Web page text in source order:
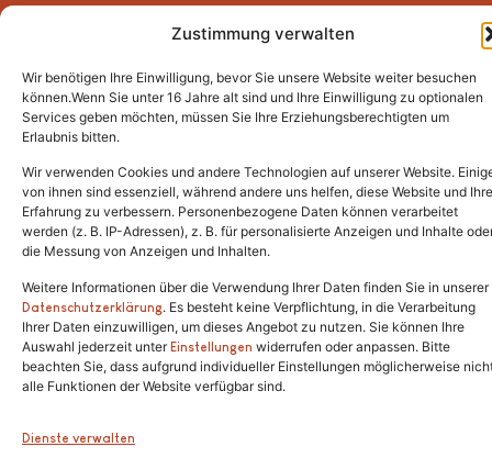
Zustimmung verwalten
Wir benötigen Ihre Einwilligung, bevor Sie unsere Website weiter besuchen
können.Wenn Sie unter 16 Jahre alt sind und Ihre Einwilligung zu optionalen
Services geben möchten, müssen Sie Ihre Erziehungsberechtigten um
Erlaubnis bitten.
Wir verwenden Cookies und andere Technologien auf unserer Website.
von ihnen sind essenziell, während andere uns helfen, diese Website und Ihre
Erfahrung zu verbessern. Personenbezogene Daten können verarbeitet
werden (z. B. IP-Adressen), z. B. für personalisierte Anzeigen und Inhalte
die Messung von Anzeigen und Inhalten.
Weitere Informationen über die Verwendung Ihrer Daten finden Sie in unserer
Datenschutzerklärung. Es besteht keine Verpflichtung, in die Verarbeitung
Ihrer Daten einzuwilligen, um dieses Angebot zu nutzen. Sie können Ihre
Auswahl jederzeit unterEinstellungen widerrufen oder anpassen. Bitte
beachten Sie, dass aufgrund individueller Einstellungen möglicherweise
alle Funktionen der Website verfügbar sind.
Dienste verwalten
Copyright © 2024. Alle Rechte vorbehalten.
Tel.:(02646) 915928
info@katzenschutzfreunde.de
Im Brandenfeld 22
53426 Schalkenbach